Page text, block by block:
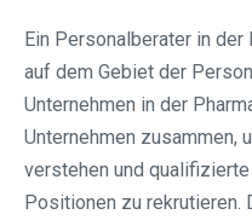
Ein Personalberater in
auf dem Gebiet der
Unternehmen in der
Unternehmen zusammen,
verstehen und
Positionen zu rekrutieren.